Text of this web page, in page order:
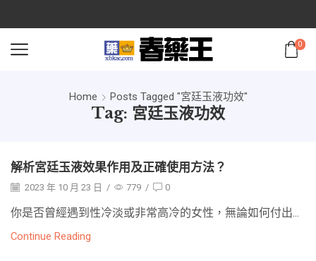
0
Home Posts Tagged "宮廷玉液功效"
Tag: 宮廷玉液功效
解析宮廷玉液效果作用及正確使用方法？
2023 年 10 月 23 日 / 779 / 0
你是否曾經遇到性冷淡或非常高冷的女性，無論如何付出...
Continue Reading